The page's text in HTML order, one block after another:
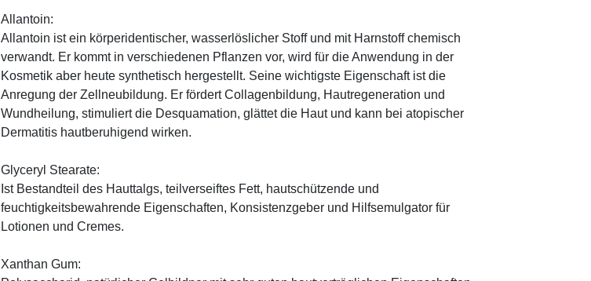
Allantoin:
Allantoin ist ein körperidentischer, wasserlöslicher Stoff und mit Harnstoff chemisch
verwandt. Er kommt in verschiedenen Pflanzen vor, wird für die Anwendung in der
Kosmetik aber heute synthetisch hergestellt. Seine wichtigste Eigenschaft ist die
Anregung der Zellneubildung. Er fördert Collagenbildung, Hautregeneration und
Wundheilung, stimuliert die Desquamation, glättet die Haut und kann bei atopischer
Dermatitis hautberuhigend wirken.
Glyceryl Stearate:
Ist Bestandteil des Hauttalgs, teilverseiftes Fett, hautschützende und
feuchtigkeitsbewahrende Eigenschaften, Konsistenzgeber und Hilfsemulgator für
Lotionen und Cremes.
Xanthan Gum: